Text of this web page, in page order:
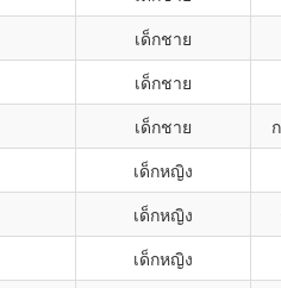
เด็กชาย
เด็กชาย
เด็กชาย
เด็กหญิง
เด็กหญิง
เด็กหญิง